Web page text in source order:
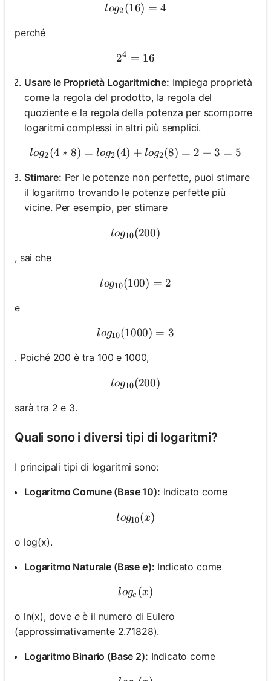
log_2(16) = 4
log2(16) = 4
perché
2^4 = 16
24 = 16
Usare le Proprietà Logaritmiche: Impiega proprietà
come la regola del prodotto, la regola del
quoziente e la regola della potenza per scomporre
logaritmi complessi in altri più semplici.
log_2(4*8) = log_2(4) +
log2(4 ∗ 8) = log2(4) + log2(8) = 2 + 3 = 5
Stimare: Per le potenze non perfette, puoi stimare
il logaritmo trovando le potenze perfette più
vicine. Per esempio, per stimare
log_{10}(200)
log10(200)
, sai che
log_{10}(100) = 2
log10(100) = 2
e
log_{10}(1000) = 3
log10(1000) = 3
. Poiché 200 è tra 100 e 1000,
log_{10}(200)
log10(200)
sarà tra 2 e 3.
Quali sono i diversi tipi di logaritmi?
I principali tipi di logaritmi sono:
Logaritmo Comune (Base 10): Indicato come
log_{10}(x)
log10(x)
o log(x).
Logaritmo Naturale (Base e): Indicato come
log_e(x)
loge (x)
o ln(x), dove eè il numero di Eulero
(approssimativamente 2.71828).
Logaritmo Binario (Base 2): Indicato come